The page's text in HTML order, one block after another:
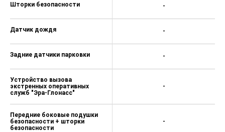
Шторки безопасности
Датчик дождя
Задние датчики парковки
Устройство вызова
экстренных оперативных
служб "Эра-Глонасс"
Передние боковые подушки
безопасности + шторки
безопасности
-
-
-
-
-